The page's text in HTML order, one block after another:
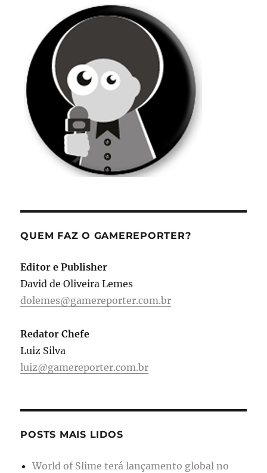
QUEM FAZ O GAMEREPORTER?
Editor e Publisher
David de Oliveira Lemes
dolemes@gamereporter.com.br
Redator Chefe
Luiz Silva
luiz@gamereporter.com.br
POSTS MAIS LIDOS
World of Slime terá lançamento global no